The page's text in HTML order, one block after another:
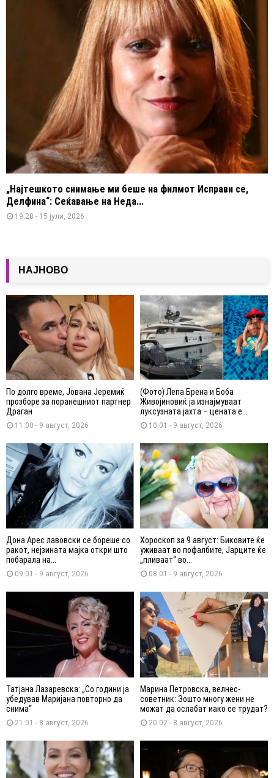
„Најтешкото снимање ми беше на филмот Исправи се,
Делфина“: Сеќавање на Неда...
19:28 - 15 јули, 2026
НАЈНОВО
По долго време, Јована Јеремиќ
прозборе за поранешниот партнер
Драган
11:00 - 9 август, 2026
(Фото) Лепа Брена и Боба
Живојиновиќ ја изнајмуваат
луксузната јахта – цената е...
10:01 - 9 август, 2026
Дона Арес лавовски се бореше со
ракот, нејзината мајка откри што
побарала на...
09:01 - 9 август, 2026
Хороскоп за 9 август: Биковите ќе
уживаат во пофалбите, Јарците ќе
„пливаат“ во...
08:01 - 9 август, 2026
Татјана Лазаревска: „Со години ја
убедував Маријана повторно да
снима“
21:01 - 8 август, 2026
Марина Петровска, велнес-
советник: Зошто многу жени не
можат да ослабат иако се трудат?
20:02 - 8 август, 2026